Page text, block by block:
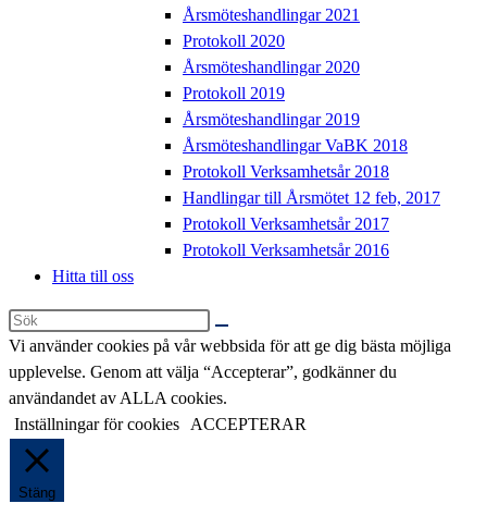
Årsmöteshandlingar 2021
Protokoll 2020
Årsmöteshandlingar 2020
Protokoll 2019
Årsmöteshandlingar 2019
Årsmöteshandlingar VaBK 2018
Protokoll Verksamhetsår 2018
Handlingar till Årsmötet 12 feb, 2017
Protokoll Verksamhetsår 2017
Protokoll Verksamhetsår 2016
Hitta till oss
Sök
på
denna
webbplats
Vi använder cookies på vår webbsida för att ge dig bästa möjliga
upplevelse. Genom att välja “Accepterar”, godkänner du
användandet av ALLA cookies.
Inställningar för cookies
ACCEPTERAR
Stäng